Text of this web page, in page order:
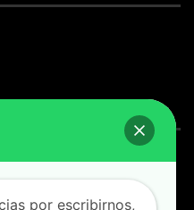
por escribirnos,